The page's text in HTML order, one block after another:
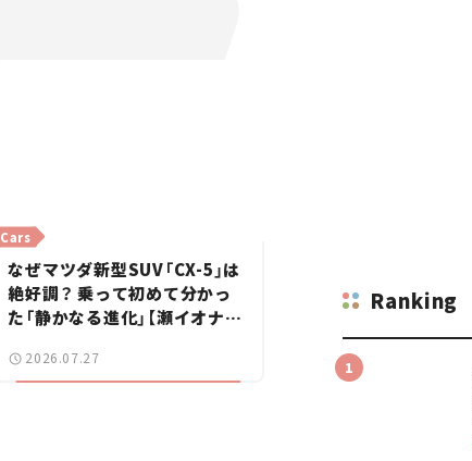
Cars
なぜマツダ新型SUV「CX-5」は
絶好調？ 乗って初めて分かっ
た「静かなる進化」【瀬イオナの
2026.07.27
Ranking